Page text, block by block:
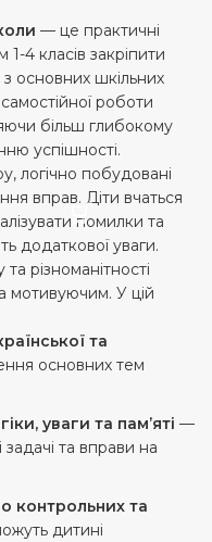
— це практичні
4 класів закріпити
основних шкільних
роботи
більш глибокому
успішності.
логічно побудовані
вправ. Діти вчаться
помилки та
додаткової уваги.
різноманітності
мотивуючим. У цій
та
основних тем
уваги та пам’яті —
задачі та вправи на
контрольних та
дитині